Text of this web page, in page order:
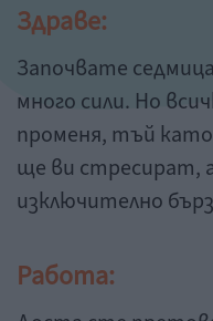
Здраве:
Започвате
много сили. Но
променя, тъй
ще ви стресират,
изключително
Работа: